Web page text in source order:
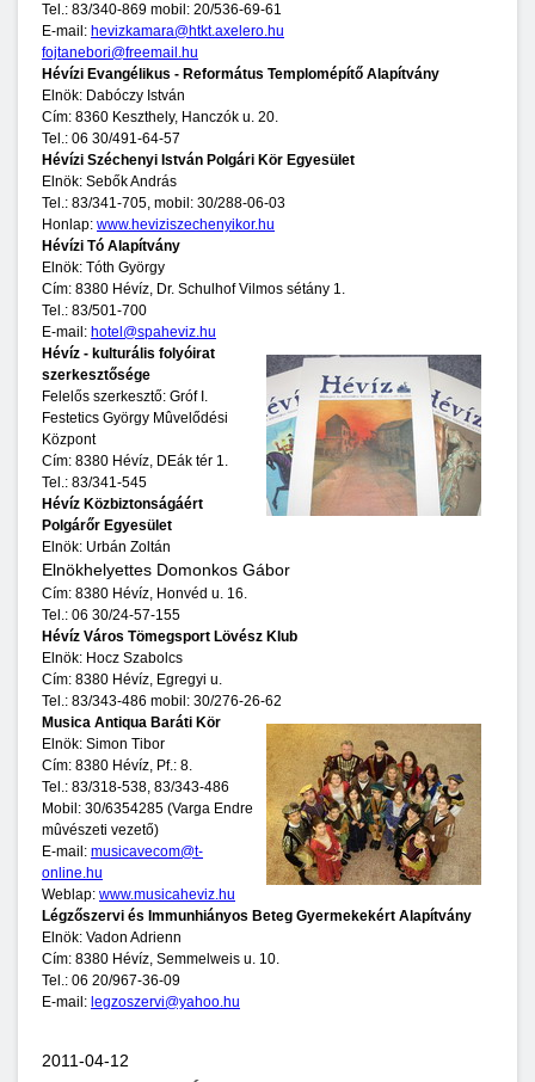
Tel.: 83/340-869 mobil: 20/536-69-61
E-mail: hevizkamara@htkt.axelero.hu
fojtanebori@freemail.hu
Hévízi Evangélikus - Református Templomépítő Alapítvány
Elnök: Dabóczy István
Cím: 8360 Keszthely, Hanczók u. 20.
Tel.: 06 30/491-64-57
Hévízi Széchenyi István Polgári Kör Egyesület
Elnök: Sebők András
Tel.: 83/341-705, mobil: 30/288-06-03
Honlap: www.heviziszechenyikor.hu
Hévízi Tó Alapítvány
Elnök: Tóth György
Cím: 8380 Hévíz, Dr. Schulhof Vilmos sétány 1.
Tel.: 83/501-700
E-mail: hotel@spaheviz.hu
Hévíz - kulturális folyóirat
szerkesztősége
Felelős szerkesztő: Gróf I.
Festetics György Mûvelődési
Központ
Cím: 8380 Hévíz, DEák tér 1.
Tel.: 83/341-545
Hévíz Közbiztonságáért
Polgárőr Egyesület
Elnök: Urbán Zoltán
Elnökhelyettes Domonkos Gábor
Cím: 8380 Hévíz, Honvéd u. 16.
Tel.: 06 30/24-57-155
Hévíz Város Tömegsport Lövész Klub
Elnök: Hocz Szabolcs
Cím: 8380 Hévíz, Egregyi u.
Tel.: 83/343-486 mobil: 30/276-26-62
Musica Antiqua Baráti Kör
Elnök: Simon Tibor
Cím: 8380 Hévíz, Pf.: 8.
Tel.: 83/318-538, 83/343-486
Mobil: 30/6354285 (Varga Endre
mûvészeti vezető)
E-mail: musicavecom@t-
online.hu
Weblap: www.musicaheviz.hu
Légzőszervi és Immunhiányos Beteg Gyermekekért Alapítvány
Elnök: Vadon Adrienn
Cím: 8380 Hévíz, Semmelweis u. 10.
Tel.: 06 20/967-36-09
E-mail: legzoszervi@yahoo.hu
2011-04-12